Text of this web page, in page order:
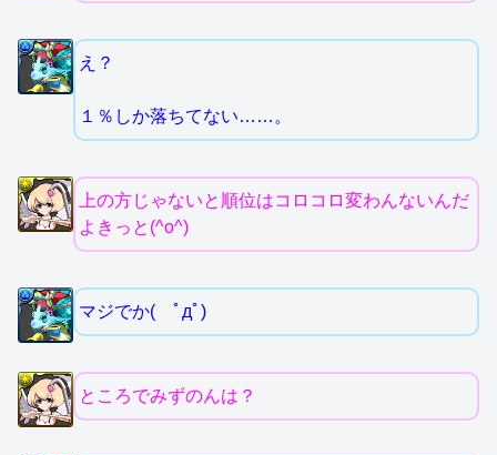
え？
１％しか落ちてない……。
上の方じゃないと順位はコロコロ変わんないんだ
よきっと(^o^)
マジでか( ﾟдﾟ)
ところでみずのんは？